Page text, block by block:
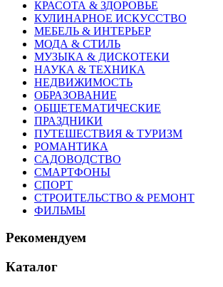
КРАСОТА & ЗДОРОВЬЕ
КУЛИНАРНОЕ ИСКУССТВО
МЕБЕЛЬ & ИНТЕРЬЕР
МОДА & СТИЛЬ
МУЗЫКА & ДИСКОТЕКИ
НАУКА & ТЕХНИКА
НЕДВИЖИМОСТЬ
ОБРАЗОВАНИЕ
ОБЩЕТЕМАТИЧЕСКИЕ
ПРАЗДНИКИ
ПУТЕШЕСТВИЯ & ТУРИЗМ
РОМАНТИКА
САДОВОДСТВО
СМАРТФОНЫ
СПОРТ
СТРОИТЕЛЬСТВО & РЕМОНТ
ФИЛЬМЫ
Рекомендуем
Каталог